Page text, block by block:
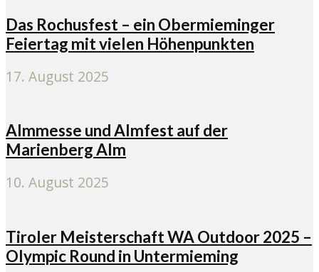
Das Rochusfest – ein Obermieminger
Feiertag mit vielen Höhenpunkten
17. August 2025
Almmesse und Almfest auf der
Marienberg Alm
10. August 2025
Tiroler Meisterschaft WA Outdoor 2025 –
Olympic Round in Untermieming